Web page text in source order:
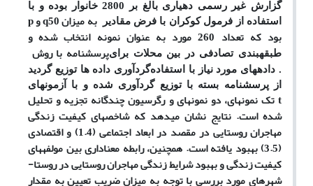
گزارش غیر رسمی دهیاری بالغ بر 2800 خانوار بوده و با
استفاده از فرمول کوکران با فرض مقادیر
pوqبه میزان 50
بود که تعداد 260 مورد به عنوان نمونه انتخاب شده و
پرسشنامه با روشطبقه­بندی تصادفی در بین محلات برای
گردآوری داده ها توزیع گردید. داده­های مورد نیاز با استفاده
از پرسشنامه بسته با توزیع گردآوری شده و با آزمون­های
t تک نمونه­ای، دو نمونه­ای و رگرسیون چندگانه تجزیه و تحلیل
شده است. نتایج نشان می­دهد که شاخص­های کیفیت زندگی
مهاجران روستایی در مقصد در ابعاد اجتماعی (1.4) و اقتصادی
(3.5) بهبود یافته است. همچنین، رابطه معناداری بین مولفه­های
کیفیت زندگی و بهبود شرایط زندگی مهاجران روستایی در روستا-
شهرهای مورد بررسی با توجه به میزان ضریب تعیین به مقدار